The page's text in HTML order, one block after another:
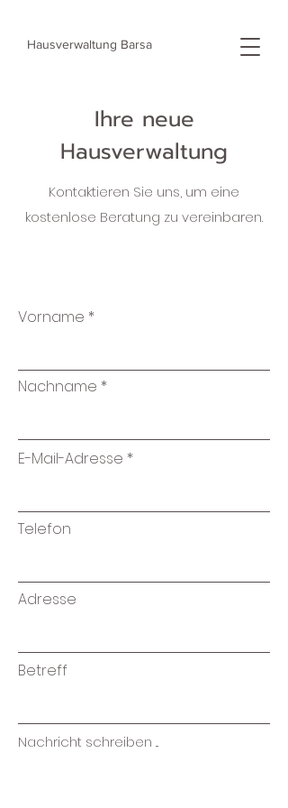
Hausverwaltung Barsa
Ihre neue
Hausverwaltung
Kontaktieren Sie uns, um eine
kostenlose Beratung zu vereinbaren.
Vorname
Nachname
E-Mail-Adresse
Telefon
Adresse
Betreff
Nachricht schreiben ...